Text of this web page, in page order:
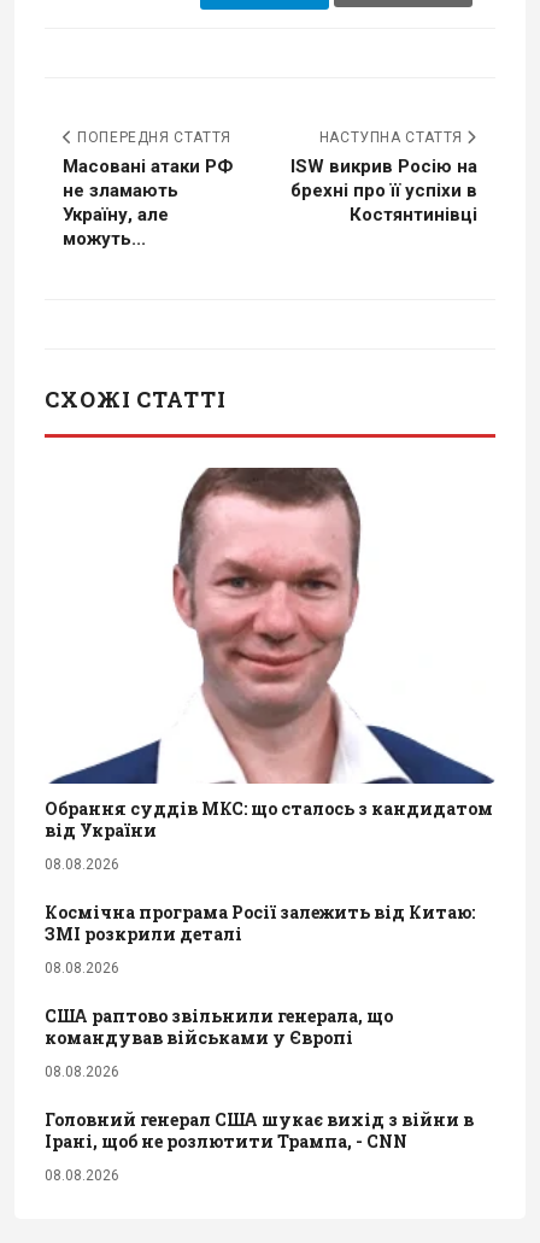
ПОПЕРЕДНЯ СТАТТЯ
Масовані атаки РФ
не зламають
Україну, але
можуть...
НАСТУПНА СТАТТЯ
ISW викрив Росію на
брехні про її успіхи в
Костянтинівці
СХОЖІ СТАТТІ
Обрання суддів МКС: що сталось з кандидатом
від України
08.08.2026
Космічна програма Росії залежить від Китаю:
ЗМІ розкрили деталі
08.08.2026
США раптово звільнили генерала, що
командував військами у Європі
08.08.2026
Головний генерал США шукає вихід з війни в
Ірані, щоб не розлютити Трампа, - CNN
08.08.2026